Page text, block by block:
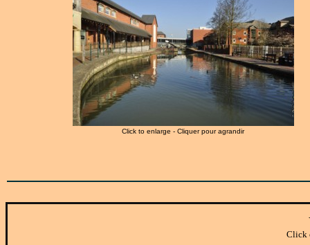
Click to enlarge - Cliquer pour agrandir
Click